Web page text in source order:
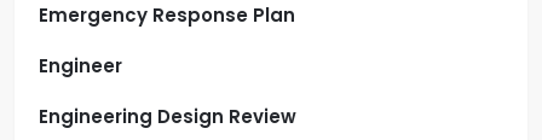
Emergency Response Plan
Engineer
Engineering Design Review